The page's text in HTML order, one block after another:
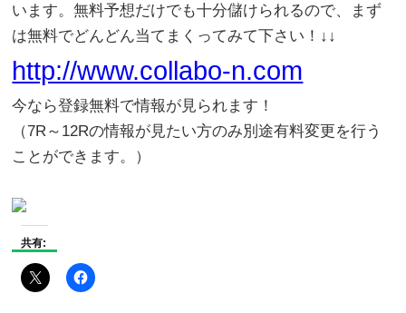
います。無料予想だけでも十分儲けられるので、まず
は無料でどんどん当てまくってみて下さい！↓↓
http://www.collabo-n.com
今なら登録無料で情報が見られます！
（7R～12Rの情報が見たい方のみ別途有料変更を行う
ことができます。）
共有: